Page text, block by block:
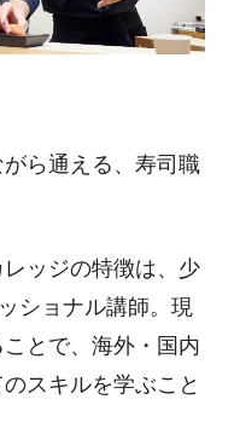
がら通える、寿司職
ッジの特徴は、少
ショナル講師。現
とで、海外・国内
スキルを学ぶこと